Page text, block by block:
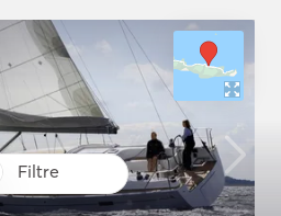
Filtre